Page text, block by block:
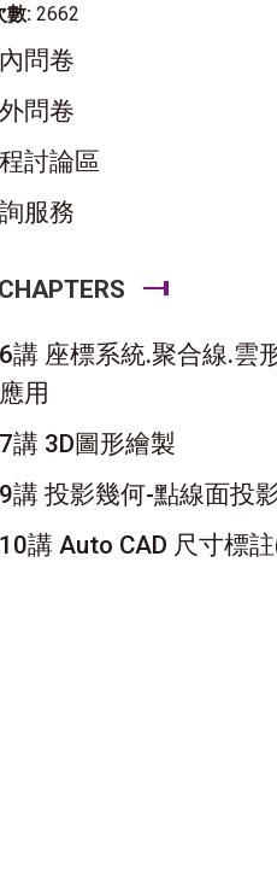
數: 2662
問卷
問卷
討論區
服務
CHAPTERS
講 座標系統.聚合線.雲
用
講 3D圖形繪製
講 投影幾何-點線面投
講 Auto CAD 尺寸標